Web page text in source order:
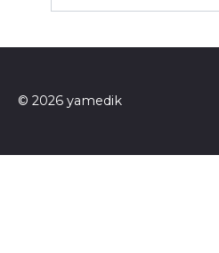
© 2026 yamedik